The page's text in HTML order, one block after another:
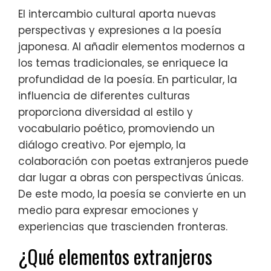
El intercambio cultural aporta nuevas
perspectivas y expresiones a la poesía
japonesa. Al añadir elementos modernos a
los temas tradicionales, se enriquece la
profundidad de la poesía. En particular, la
influencia de diferentes culturas
proporciona diversidad al estilo y
vocabulario poético, promoviendo un
diálogo creativo. Por ejemplo, la
colaboración con poetas extranjeros puede
dar lugar a obras con perspectivas únicas.
De este modo, la poesía se convierte en un
medio para expresar emociones y
experiencias que trascienden fronteras.
¿Qué elementos extranjeros